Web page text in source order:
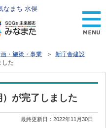
なまち 水俣
・施策・事業 ＞新庁舎建設
した
が完了しました
最終更新日：2022年11月30日